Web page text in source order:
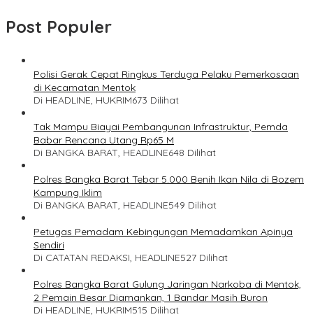
Post Populer
Polisi Gerak Cepat Ringkus Terduga Pelaku Pemerkosaan
di Kecamatan Mentok
Di HEADLINE, HUKRIM673 Dilihat
Tak Mampu Biayai Pembangunan Infrastruktur, Pemda
Babar Rencana Utang Rp65 M
Di BANGKA BARAT, HEADLINE648 Dilihat
Polres Bangka Barat Tebar 5.000 Benih Ikan Nila di Bozem
Kampung Iklim
Di BANGKA BARAT, HEADLINE549 Dilihat
Petugas Pemadam Kebingungan Memadamkan Apinya
Sendiri
Di CATATAN REDAKSI, HEADLINE527 Dilihat
Polres Bangka Barat Gulung Jaringan Narkoba di Mentok,
2 Pemain Besar Diamankan, 1 Bandar Masih Buron
Di HEADLINE, HUKRIM515 Dilihat